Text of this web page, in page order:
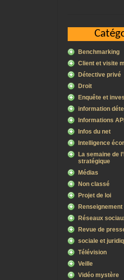
Benchmarking
Client et visite
Détective privé
Droit
Enquête et
information
Informations
Infos du net
Intelligence
La semaine de
stratégique
Médias
Non classé
Projet de loi
Renseignement
Réseaux
Revue de
sociale et
Télévision
Veille
Vidéo mystère